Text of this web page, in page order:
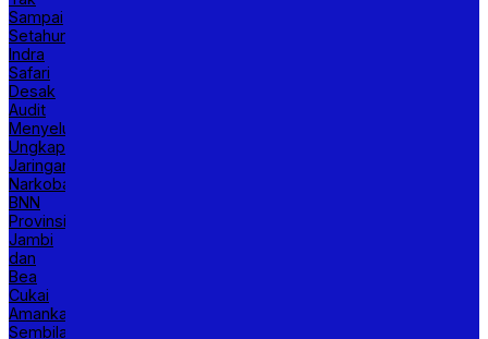
Sampai
Setahun,
Indra
Safari
Desak
Audit
Menyeluruh
Ungkap
Jaringan
Narkoba,
BNN
Provinsi
Jambi
dan
Bea
Cukai
Amankan
Sembilan